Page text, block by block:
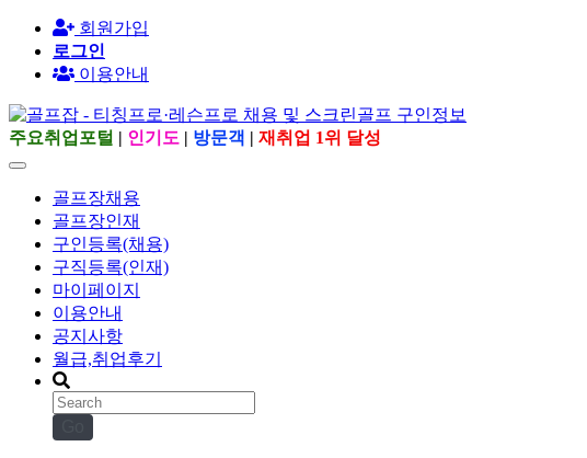
회원가입
로그인
이용안내
주요취업포털 | 인기도 | 방문객 | 재취업 1위 달성
골프장채용
골프장인재
구인등록(채용)
구직등록(인재)
마이페이지
이용안내
공지사항
월급,취업후기